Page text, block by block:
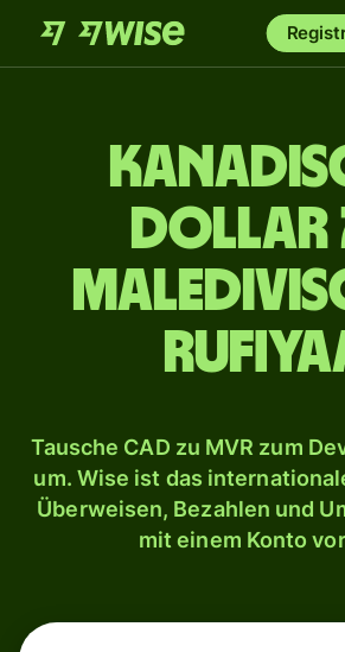
Dollar
Tausche CAD zu MVR zum
um. Wise ist das
Überweisen, Bezahlen und
mit einem Konto